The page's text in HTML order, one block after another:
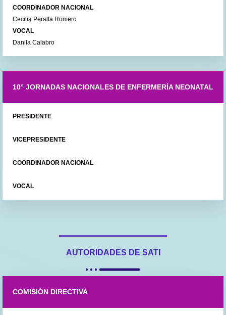
COORDINADOR NACIONAL
Cecilia Peralta Romero
VOCAL
Danila Calabro
10° JORNADAS NACIONALES DE ENFERMERÍA NEONATAL
PRESIDENTE
VICEPRESIDENTE
COORDINADOR NACIONAL
VOCAL
AUTORIDADES DE SATI
COMISIÓN DIRECTIVA